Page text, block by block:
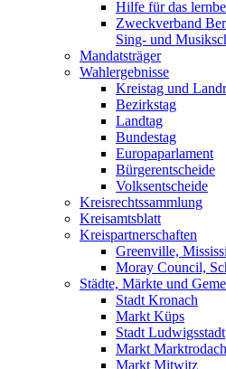
Hilfe für das
Zweckverband
Sing- und
Mandatsträger
Wahlergebnisse
Kreistag und
Bezirkstag
Landtag
Bundestag
Europaparlament
Bürgerentscheide
Volksentscheide
Kreisrechtssammlung
Kreisamtsblatt
Kreispartnerschaften
Greenville,
Moray Council,
Städte, Märkte und
Stadt Kronach
Markt Küps
Stadt Ludwigsstadt
Markt Marktrodach
Markt Mitwitz